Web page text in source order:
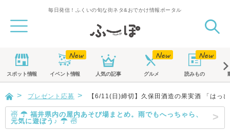
毎日発信！ふくいの旬な街ネタ&おでかけ情報ポータル
スポット情報 イベント情報 人気の記事 グルメ 読みもの
プレゼント応募 【6/11(日)締切】久保田酒造の果実酒 「はっ
☃ ☂ 福井県内の屋内あそび場まとめ。雨でもへっちゃら、
元気に遊ぼう♪ ☂ ☃